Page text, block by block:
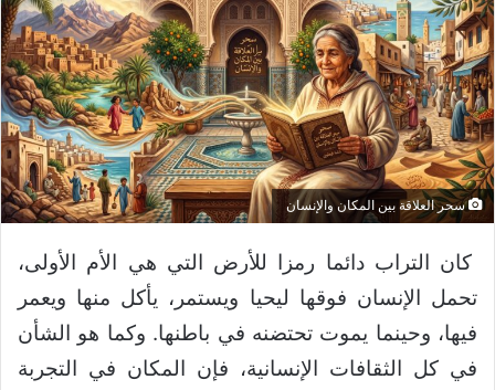
سحر العلاقة بين المكان والإنسان
كان التراب دائما رمزا للأرض التي هي الأم الأولى،
تحمل الإنسان فوقها ليحيا ويستمر، يأكل منها ويعمر
فيها، وحينما يموت تحتضنه في باطنها. وكما هو الشأن
في كل الثقافات الإنسانية، فإن المكان في التجربة